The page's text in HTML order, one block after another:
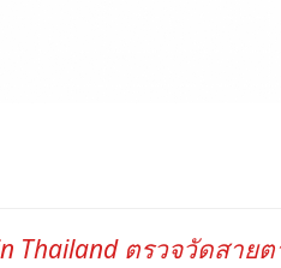
Thailand ตรวจวัดสา